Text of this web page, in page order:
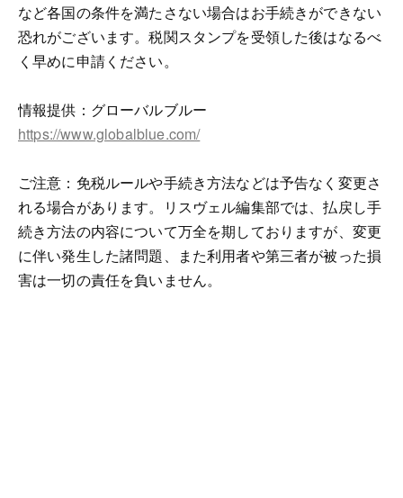
など各国の条件を満たさない場合はお手続きができない
恐れがございます。税関スタンプを受領した後はなるべ
く早めに申請ください。
情報提供：グローバルブルー
https://www.globalblue.com/
ご注意：免税ルールや手続き方法などは予告なく変更さ
れる場合があります。リスヴェル編集部では、払戻し手
続き方法の内容について万全を期しておりますが、変更
に伴い発生した諸問題、また利用者や第三者が被った損
害は一切の責任を負いません。